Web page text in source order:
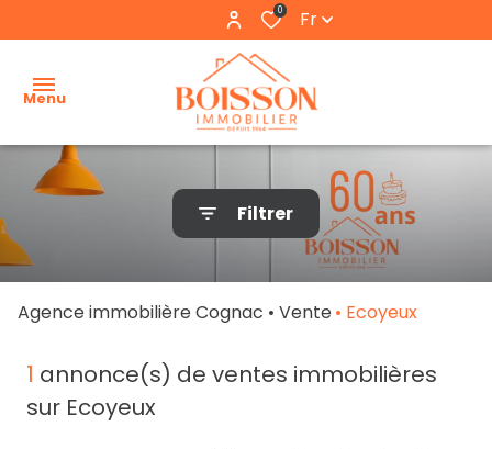
0 Fr
Menu
accueil
nos
biens
nos
locations
Filtrer
Agence immobilière Cognac Vente Ecoyeux
1 annonce(s) de ventes immobilières
sur Ecoyeux